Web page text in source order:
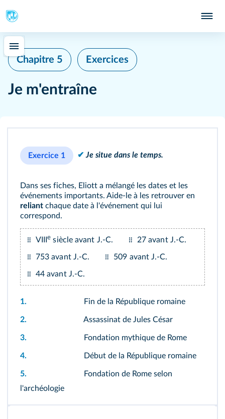
Chapitre 5 Exercices
Je m'entraîne
Exercice 1 ✔ Je situe dans le temps.
Dans ses fiches, Eliott a mélangé les dates et les
événements importants. Aide‑le à les retrouver en
reliant chaque date à l'événement qui lui
correspond.
VIIIe siècle avant J.‑C. 27 avant J.‑C.
753 avant J.‑C. 509 avant J.‑C.
44 avant J.‑C.
1. Fin de la République romaine
2. Assassinat de Jules César
3. Fondation mythique de Rome
4. Début de la République romaine
5.
Fondation de Rome selon
l'archéologie